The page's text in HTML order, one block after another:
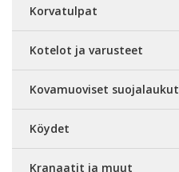
Korvatulpat
Kotelot ja varusteet
Kovamuoviset suojalaukut
Köydet
Kranaatit ja muut